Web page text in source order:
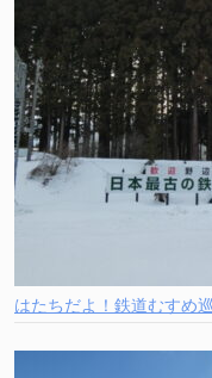
はたちだよ！鉄道むすめ